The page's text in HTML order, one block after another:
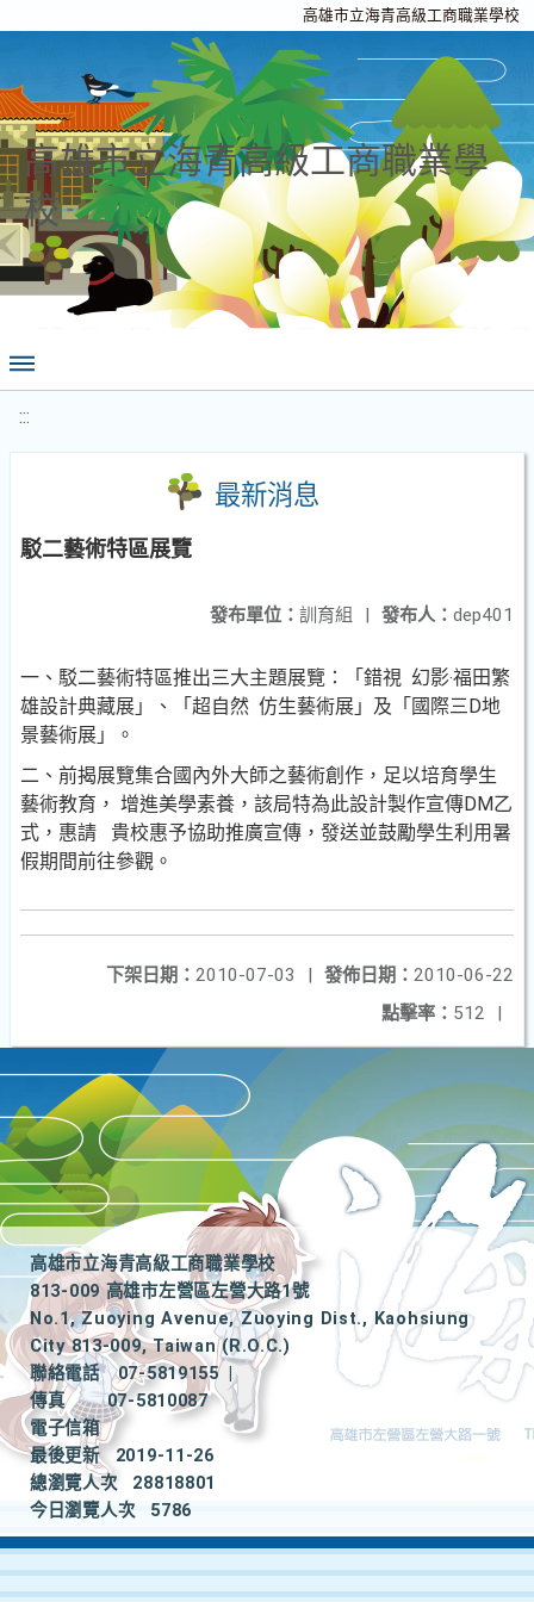
高雄市立海青高級工商職業學校
高雄市立海青高級工商職業學
校
:::
最新消息
駁二藝術特區展覽
發布人： dep401
發布單位： 訓育組 |
一、駁二藝術特區推出三大主題展覽：「錯視 幻影‧福田繁
雄設計典藏展」、「超自然 仿生藝術展」及「國際三D地
景藝術展」。
二、前揭展覽集合國內外大師之藝術創作，足以培育學生
藝術教育， 增進美學素養，該局特為此設計製作宣傳DM乙
式，惠請 貴校惠予協助推廣宣傳，發送並鼓勵學生利用暑
假期間前往參觀。
發佈日期： 2010-06-22
下架日期： 2010-07-03
|
點擊率： 512 |
高雄市立海青高級工商職業學校
813-009 高雄市左營區左營大路1號
No.1, Zuoying Avenue, Zuoying Dist., Kaohsiung
City 813-009, Taiwan (R.O.C.)
聯絡電話
07-5819155
|
傳真
07-5810087
電子信箱
最後更新
2019-11-26
總瀏覽人次
28818801
今日瀏覽人次
5786